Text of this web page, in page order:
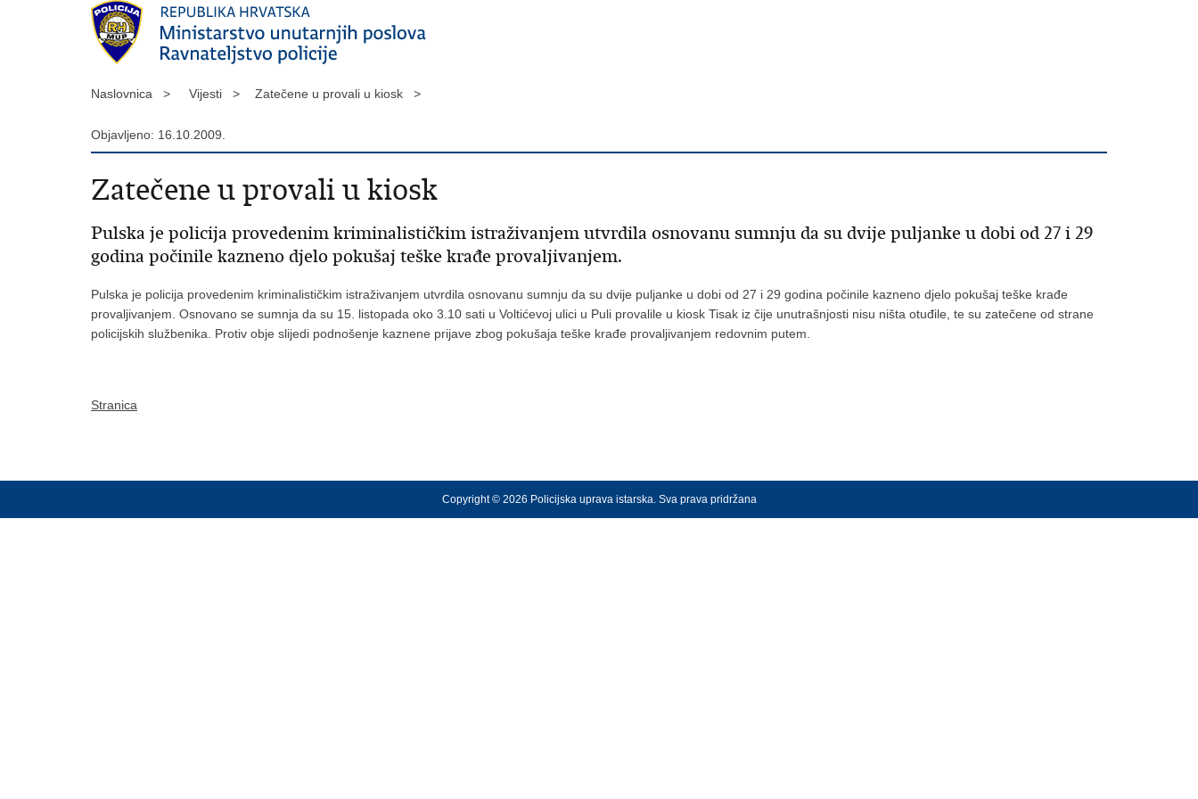
Naslovnica > Vijesti > Zatečene u provali u kiosk >
Objavljeno: 16.10.2009.
Zatečene u provali u kiosk
Pulska je policija provedenim kriminalističkim istraživanjem utvrdila osnovanu sumnju da su dvije puljanke u dobi od 27 i 29
godina počinile kazneno djelo pokušaj teške krađe provaljivanjem.
Pulska je policija provedenim kriminalističkim istraživanjem utvrdila osnovanu sumnju da su dvije puljanke u dobi od 27 i 29 godina počinile kazneno djelo pokušaj teške krađe
provaljivanjem. Osnovano se sumnja da su 15. listopada oko 3.10 sati u Voltićevoj ulici u Puli provalile u kiosk Tisak iz čije unutrašnjosti nisu ništa otuđile, te su zatečene od strane
policijskih službenika. Protiv obje slijedi podnošenje kaznene prijave zbog pokušaja teške krađe provaljivanjem redovnim putem.
Stranica
Copyright © 2026 Policijska uprava istarska. Sva prava pridržana